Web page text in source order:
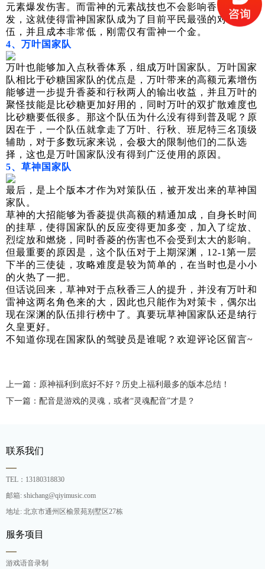
元素爆发伤害。而雷神的元素战技也不会影响香菱的蒸
发，这就使得雷神国家队成为了目前平民最强的对单队
伍，并且成本非常低，刚需仅有雷神一个金。
4、万叶国家队
万叶也能够加入点秋香体系，组成万叶国家队。万叶国家
队相比于砂糖国家队的优点是，万叶带来的高额元素增伤
能够进一步提升香菱和行秋两人的输出收益，并且万叶的
聚怪技能是比砂糖更加好用的，同时万叶的双扩散难度也
比砂糖要低很多。那这个队伍为什么没有得到普及呢？原
因在于，一个队伍就拿走了万叶、行秋、班尼特三名顶级
辅助，对于多数玩家来说，会极大的限制他们的二队选
择，这也是万叶国家队没有得到广泛使用的原因。
5、草神国家队
最后，是上个版本才作为对策队伍，被开发出来的草神国
家队。
草神的大招能够为香菱提供高额的精通加成，自身长时间
的挂草，使得国家队的反应变得更加多变，加入了绽放、
烈绽放和燃烧，同时香菱的伤害也不会受到太大的影响。
但最重要的原因是，这个队伍对于上期深渊，12-1第一层
下半的三使徒，攻略难度是较为简单的，在当时也是小小
的火热了一把。
但话说回来，草神对于点秋香三人的提升，并没有万叶和
雷神这两名角色来的大，因此也只能作为对策卡，偶尔出
现在深渊的队伍排行榜中了。真要玩草神国家队还是纳行
久皇更好。
不知道你现在国家队的驾驶员是谁呢？欢迎评论区留言~
上一篇：原神福利到底好不好？历史上福利最多的版本总结！
下一篇：配音是游戏的灵魂，或者“灵魂配音”才是？
联系我们
TEL：13180318830
邮箱: shichang@qiyimusic.com
地址: 北京市通州区榆景苑别墅区27栋
服务项目
游戏语音录制